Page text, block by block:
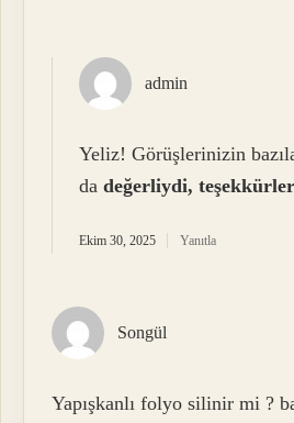
admin
Yeliz! Görüşlerinizin
dadeğerliydi, teşekkürler
Ekim 30, 2025 Yanıtla
Songül
Yapışkanlı folyo silinir mi ?